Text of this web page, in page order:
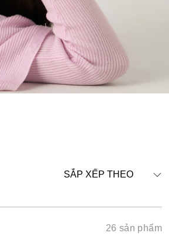
SẮP XẾP THEO
26 sản phẩm